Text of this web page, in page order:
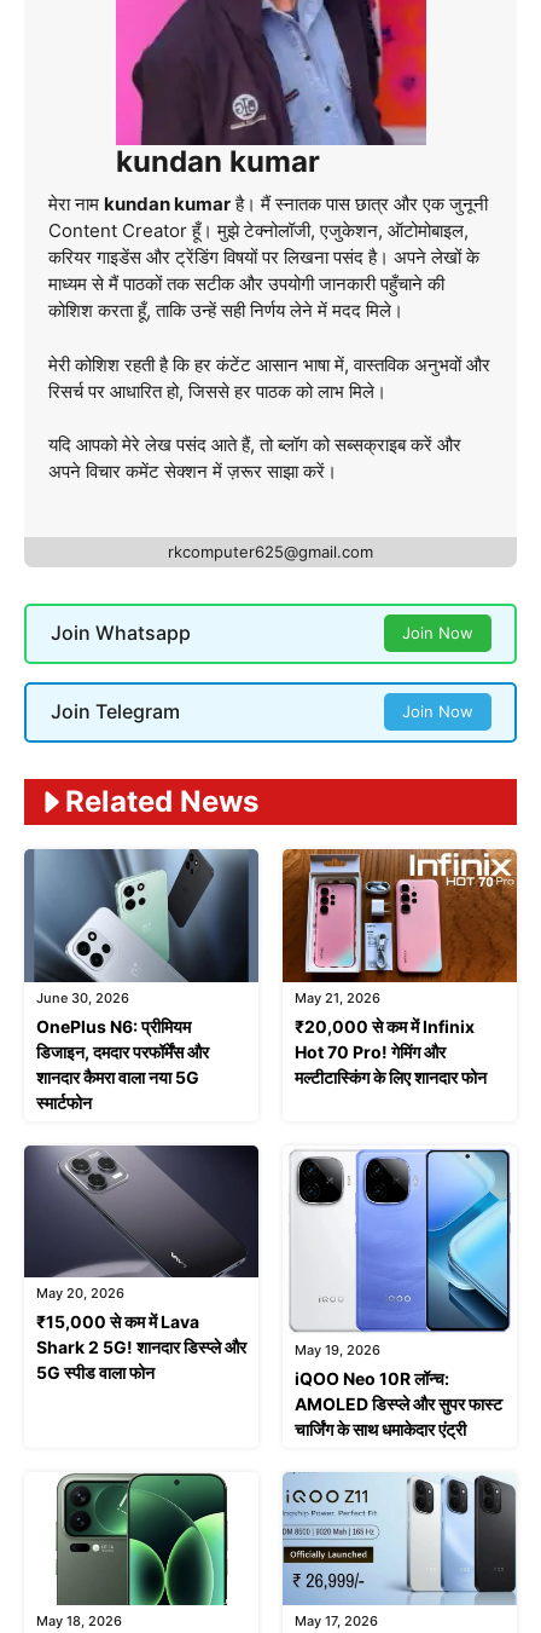
kundan kumar
मेरा नाम kundan kumarहै। मैं स्नातक पास छात्र और एक जुनूनी
Content Creator हूँ। मुझे टेक्नोलॉजी, एजुकेशन, ऑटोमोबाइल,
करियर गाइडेंस और ट्रेंडिंग विषयों पर लिखना पसंद है। अपने लेखों के
माध्यम से मैं पाठकों तक सटीक और उपयोगी जानकारी पहुँचाने की
कोशिश करता हूँ, ताकि उन्हें सही निर्णय लेने में मदद मिले।
मेरी कोशिश रहती है कि हर कंटेंट आसान भाषा में, वास्तविक अनुभवों और
रिसर्च पर आधारित हो, जिससे हर पाठक को लाभ मिले।
यदि आपको मेरे लेख पसंद आते हैं, तो ब्लॉग को सब्सक्राइब करें और
अपने विचार कमेंट सेक्शन में ज़रूर साझा करें।
rkcomputer625@gmail.com
Join Whatsapp Join Now
Join Telegram Join Now
Related News
June 30, 2026
OnePlus N6: प्रीमियम
डिजाइन, दमदार परफॉर्मेंस और
शानदार कैमरा वाला नया 5G
स्मार्टफोन
May 21, 2026
₹20,000 से कम में Infinix
Hot 70 Pro! गेमिंग और
मल्टीटास्किंग के लिए शानदार फोन
May 20, 2026
₹15,000 से कम में Lava
Shark 2 5G! शानदार डिस्प्ले और
5G स्पीड वाला फोन
May 19, 2026
iQOO Neo 10R लॉन्च:
AMOLED डिस्प्ले और सुपर फास्ट
चार्जिंग के साथ धमाकेदार एंट्री
May 18, 2026 May 17, 2026